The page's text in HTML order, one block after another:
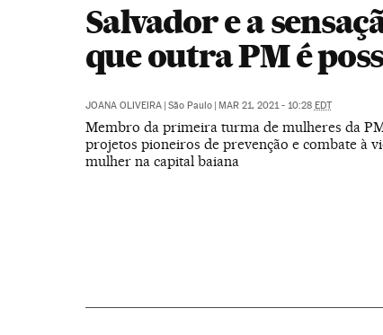
Salvador e a
que outra PM é
JOANA OLIVEIRA | São Paulo | MAR 21, 2021 - 10:28 EDT
Membro da primeira turma de mulheres da
projetos pioneiros de prevenção e combate à
mulher na capital baiana